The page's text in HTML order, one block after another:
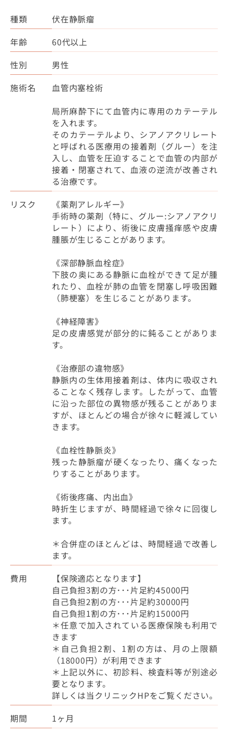
種類
伏在静脈瘤
年齢
60代以上
性別
男性
施術名
血管内塞栓術
局所麻酔下にて血管内に専用のカテーテル
を入れます。
そのカテーテルより、シアノアクリレート
と呼ばれる医療用の接着剤（グルー）を注
入し、血管を圧迫することで血管の内部が
接着・閉塞されて、血液の逆流が改善され
る治療です。
リスク
《薬剤アレルギー》
手術時の薬剤（特に、グルー:シアノアクリ
レート）により、術後に皮膚掻痒感や皮膚
腫脹が生じることがあります。
《深部静脈血栓症》
下肢の奥にある静脈に血栓ができて足が腫
れたり、血栓が肺の血管を閉塞し呼吸困難
（肺梗塞）を生じることがあります。
《神経障害》
足の皮膚感覚が部分的に鈍ることがありま
す。
《治療部の違物感》
静脈内の生体用接着剤は、体内に吸収され
ることなく残存します。したがって、血管
に沿った部位の異物感が残ることがありま
すが、ほとんどの場合が徐々に軽減してい
きます。
《血栓性静脈炎》
残った静脈瘤が硬くなったり、痛くなった
りすることがあります。
《術後疼痛、内出血》
時折生じますが、時間経過で徐々に回復し
ます。
＊合併症のほとんどは、時間経過で改善し
ます。
費用
【保険適応となります】
自己負担3割の方･･･片足約45000円
自己負担2割の方･･･片足約30000円
自己負担1割の方･･･片足約15000円
＊任意で加入されている医療保険も利用で
きます
＊自己負担2割、1割の方は、月の上限額
（18000円）が利用できます
＊上記以外に、初診料、検査料等が別途必
要となります。
詳しくは当クリニックHPをご覧ください。
期間
1ヶ月